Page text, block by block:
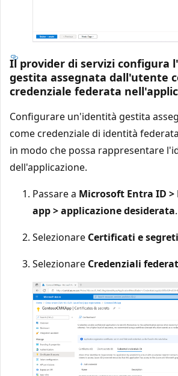
Il provider di servizi configura
gestita assegnata dall'utente
credenziale federata
Configurare un'identità gestita
come credenziale di identità
in modo che possa rappresentare
dell'applicazione.
Passare a Microsoft Entra ID
app > applicazione desiderata.
Selezionare Certificati e segreti
Selezionare Credenziali